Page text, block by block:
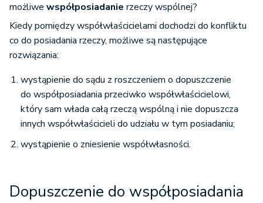
możliwe współposiadanie rzeczy wspólnej?
Kiedy pomiędzy współwłaścicielami dochodzi do konfliktu
co do posiadania rzeczy, możliwe są następujące
rozwiązania:
wystąpienie do sądu z roszczeniem o dopuszczenie
do współposiadania przeciwko współwłaścicielowi,
który sam włada całą rzeczą wspólną i nie dopuszcza
innych współwłaścicieli do udziału w tym posiadaniu;
wystąpienie o zniesienie współwłasności.
Dopuszczenie do współposiadania